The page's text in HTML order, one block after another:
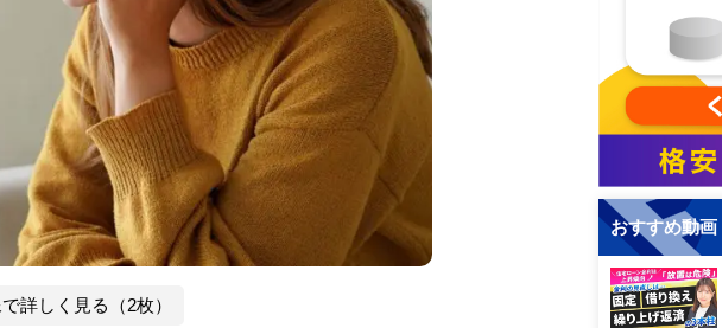
詳しく見る（2枚）
おすすめ動画